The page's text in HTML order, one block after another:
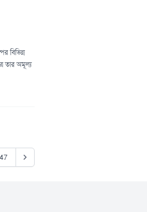
বিভিন্ন
তার অমূল্য